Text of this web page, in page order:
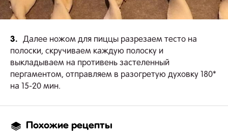
3.
Далее ножом для пиццы разрезаем тесто на
полоски, скручиваем каждую полоску и
выкладываем на противень застеленный
пергаментом, отправляем в разогретую духовку 180*
на 15-20 мин.
Похожие рецепты